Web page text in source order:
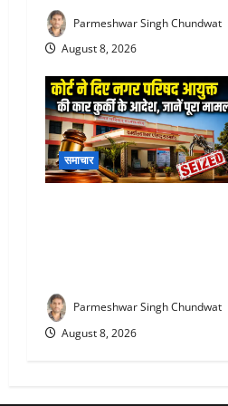
Parmeshwar Singh Chundwat
August 8, 2026
समाचार
Parmeshwar Singh Chundwat
August 8, 2026